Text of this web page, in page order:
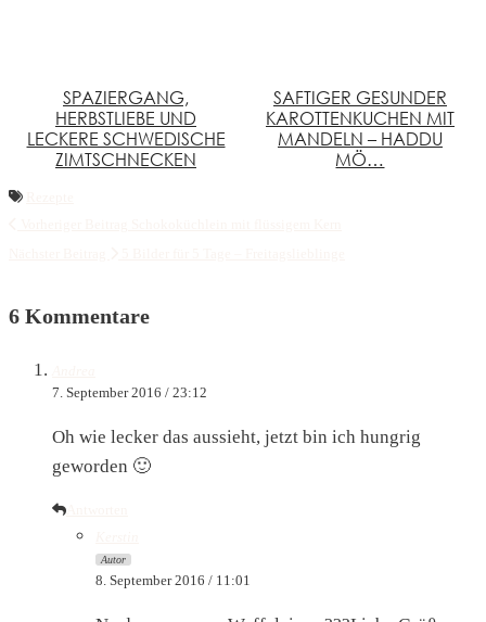
SPAZIERGANG,
HERBSTLIEBE UND
LECKERE SCHWEDISCHE
ZIMTSCHNECKEN
SAFTIGER GESUNDER
KAROTTENKUCHEN MIT
MANDELN – HADDU
MÖ…
6 Kommentare
7. September 2016 / 23:12
Oh wie lecker das aussieht, jetzt bin ich hungrig
geworden 🙂
Autor
8. September 2016 / 11:01